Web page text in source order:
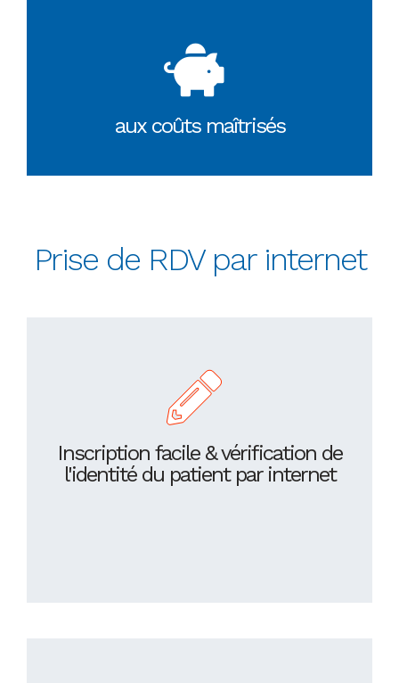
aux coûts maîtrisés
Prise de RDV par internet
Inscription facile & vérification de
l'identité du patient par internet